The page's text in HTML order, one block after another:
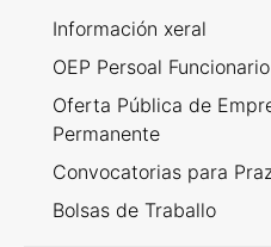
Información xeral
OEP Persoal
Oferta Pública de
Permanente
Convocatorias para
Bolsas de Traballo